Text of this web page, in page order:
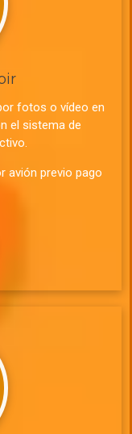
fotos o vídeo en
el sistema de
avión previo pago